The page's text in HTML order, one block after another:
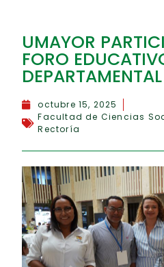
UMAYOR
FORO
octubre 15, 2025
Facultad de Ciencias
Rectoría